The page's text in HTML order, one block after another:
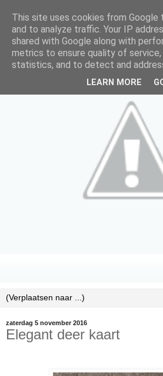
zaterdag 5 november 2016
Elegant deer kaart
This site uses cookies from
and to analyze traffic. Your IP
shared with Google along with
metrics to ensure quality of service,
statistics, and to detect and
LEARN MORE